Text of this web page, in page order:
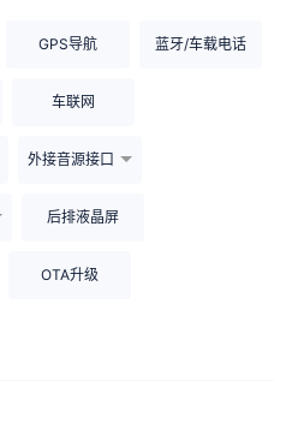
GPS导航 蓝牙/车载电话
车联网
外接音源接口
后排液晶屏
OTA升级